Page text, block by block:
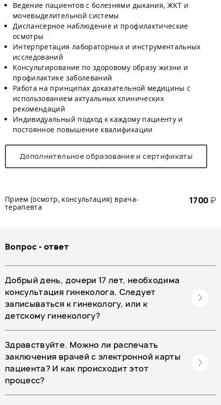
Ведение пациентов с болезнями дыхания, ЖКТ и
мочевыделительной системы
Диспансерное наблюдение и профилактические
осмотры
Интерпретация лабораторных и инструментальных
исследований
Консультирование по здоровому образу жизни и
профилактике заболеваний
Работа на принципах доказательной медицины с
использованием актуальных клинических
рекомендаций
Индивидуальный подход к каждому пациенту и
постоянное повышение квалификации
Дополнительное образование и сертификаты
Прием (осмотр, консультация) врача-
терапевта
1700 ₽
Вопрос - ответ
Добрый день, дочери 17 лет, необходима
консультация гинеколога. Следует
записываться к гинекологу, или к
детскому гинекологу?
Здравствуйте. Можно ли распечать
заключения врачей с электронной карты
пациента? И как происходит этот
процесс?